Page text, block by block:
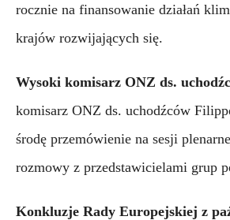
rocznie na finansowanie działań
krajów rozwijających się.
Wysoki komisarz ONZ ds.
komisarz ONZ ds. uchodźców
środę przemówienie na sesji
rozmowy z przedstawicielami grup
Konkluzje Rady Europejskiej z